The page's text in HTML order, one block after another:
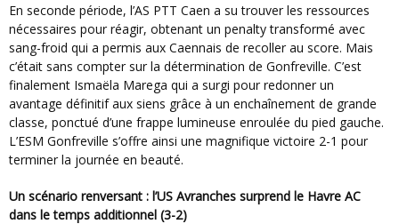
En seconde période, l’AS PTT Caen a su trouver les ressources
nécessaires pour réagir, obtenant un penalty transformé avec
sang-froid qui a permis aux Caennais de recoller au score. Mais
c’était sans compter sur la détermination de Gonfreville. C’est
finalement Ismaëla Marega qui a surgi pour redonner un
avantage définitif aux siens grâce à un enchaînement de grande
classe, ponctué d’une frappe lumineuse enroulée du pied gauche.
L’ESM Gonfreville s’offre ainsi une magnifique victoire 2-1 pour
terminer la journée en beauté.
Un scénario renversant : l’US Avranches surprend le Havre AC
dans le temps additionnel (3-2)